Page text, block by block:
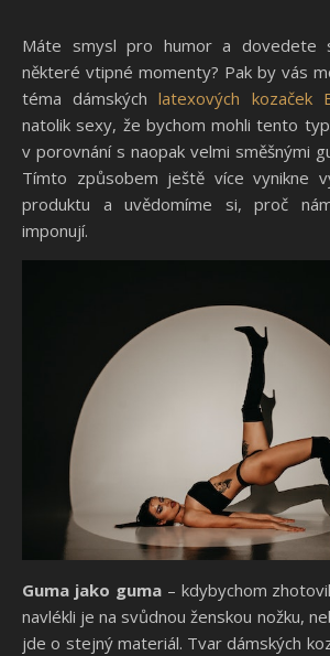
Máte smysl pro humor a dovedete
některé vtipné momenty? Pak by vás
téma dámskýchlatexových kozaček
natolik sexy, že bychom mohli tento
v porovnání s naopak velmi směšnými
Tímto způsobem ještě více vynikne
produktu a uvědomíme si, proč
imponují.
Guma jako guma– kdybychom
navlékli je na svůdnou ženskou nožku,
jde o stejný materiál. Tvar dámských